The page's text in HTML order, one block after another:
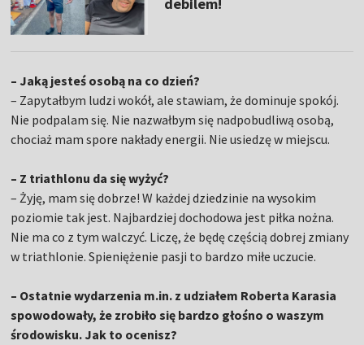
– Jaką jesteś osobą na co dzień?
– Zapytałbym ludzi wokół, ale stawiam, że dominuje spokój.
Nie podpalam się. Nie nazwałbym się nadpobudliwą osobą,
chociaż mam spore nakłady energii. Nie usiedzę w miejscu.
– Z triathlonu da się wyżyć?
– Żyję, mam się dobrze! W każdej dziedzinie na wysokim
poziomie tak jest. Najbardziej dochodowa jest piłka nożna.
Nie ma co z tym walczyć. Liczę, że będę częścią dobrej zmiany
w triathlonie. Spieniężenie pasji to bardzo miłe uczucie.
– Ostatnie wydarzenia m.in. z udziałem Roberta Karasia
spowodowały, że zrobiło się bardzo głośno o waszym
środowisku. Jak to ocenisz?